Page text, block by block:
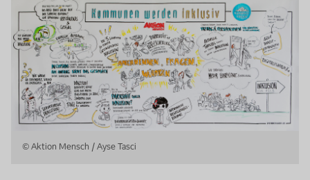
© Aktion Mensch / Ayse Tasci